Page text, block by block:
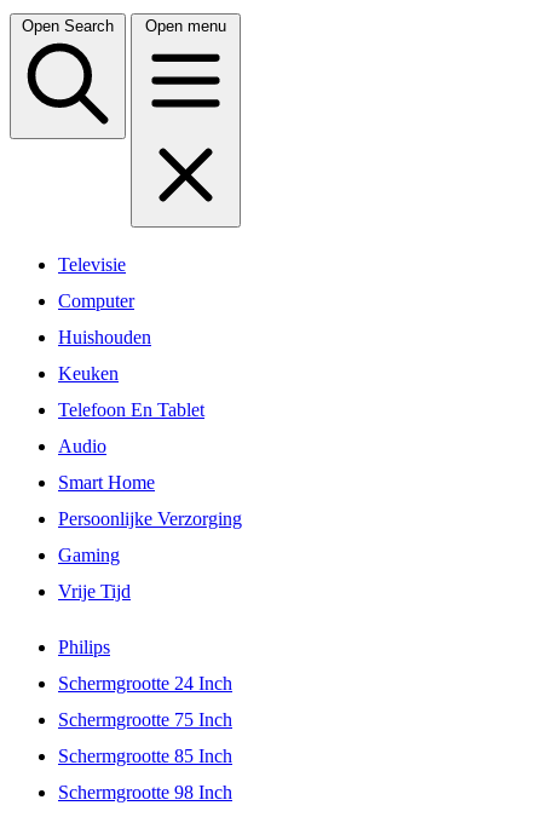
Open Search Open menu
Televisie
Computer
Huishouden
Keuken
Telefoon En Tablet
Audio
Smart Home
Persoonlijke Verzorging
Gaming
Vrije Tijd
Philips
Schermgrootte 24 Inch
Schermgrootte 75 Inch
Schermgrootte 85 Inch
Schermgrootte 98 Inch